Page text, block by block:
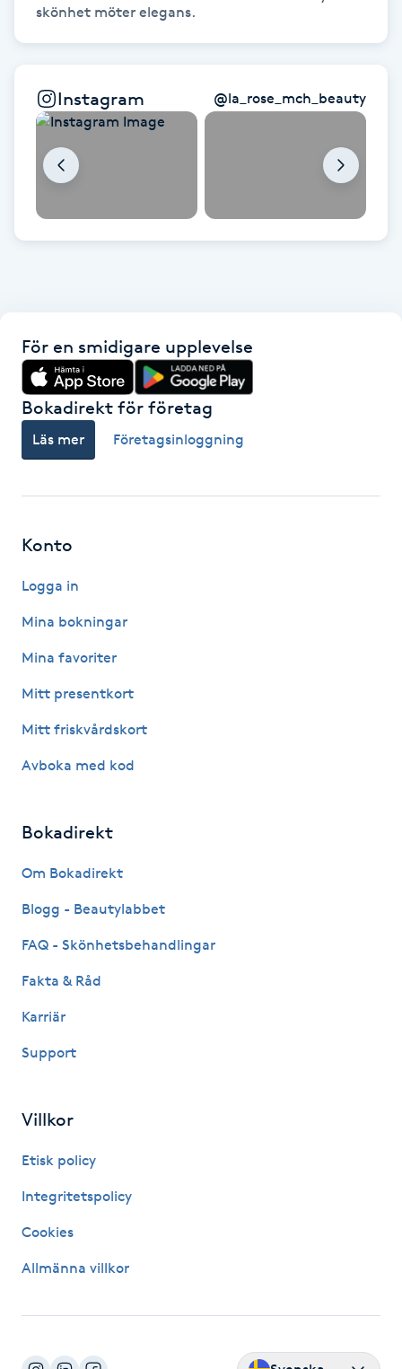
Herrklippning
Hollywood Peel
Hot Stone Massage
Hot yoga
Hudvård
Hyaluronsyra
Hårbottenbehandling
Hårvård
Hälsa
Hälsprickor
IPL
IR-massage
Japansk massage
K18
Katun fransar
Instagram @la_rose_mch_beauty
För en smidigare upplevelse
Bokadirekt för företag
Läs mer Företagsinloggning
Konto
Logga in
Mina bokningar
Mina favoriter
Mitt presentkort
Mitt friskvårdskort
Avboka med kod
Bokadirekt
Om Bokadirekt
Blogg - Beautylabbet
FAQ - Skönhetsbehandlingar
Fakta & Råd
Karriär
Support
Villkor
Etisk policy
Integritetspolicy
Cookies
Allmänna villkor